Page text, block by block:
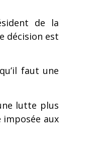
de la
décision est
faut une
lutte plus
aux